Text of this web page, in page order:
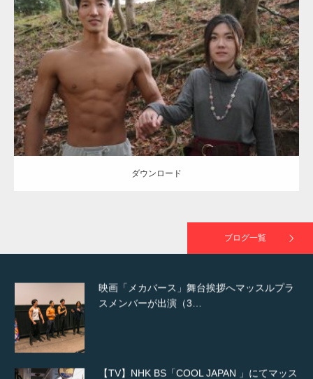
Update:2021.07.8
Category:公園のマッチョ その他 AKIHITO(細マッチョ) 大胸筋 腹筋
ダウンロード
ダウンロード
ブログ一覧
TOKYO FMラジオ番組「ONE MORNING」
で紹介さ…
NHK「所さん！事件ですよ」に取材されまし
た（6/8放送）
映画「メカバース」舞台挨拶へマッスルプラ
スメンバーが出演（3…
【TV】NHK BS「COOL JAPAN 」にてマッス